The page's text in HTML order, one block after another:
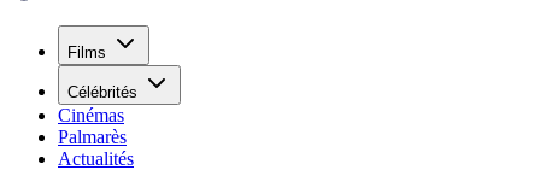
Films
Célébrités
Cinémas
Palmarès
Actualités